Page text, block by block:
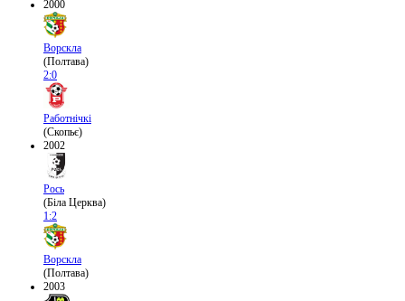
2000
Ворскла
(Полтава)
2:0
Работнічкі
(Скопьє)
2002
Рось
(Біла Церква)
1:2
Ворскла
(Полтава)
2003